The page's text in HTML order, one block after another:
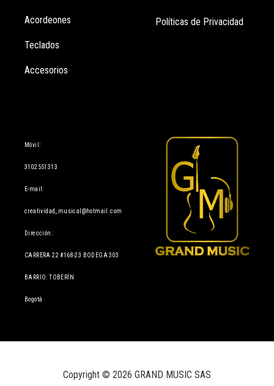
Acordeones
Teclados
Accesorios
Políticas de Privacidad
Móvil:
3102551313
E-mail:
creatividad_musical@hotmail.com
Dirección:
CARRERA 22 #168-23 BODEGA 303
BARRIO: TOBERÍN
Bogotá
Copyright © 2026 GRAND MUSIC SAS